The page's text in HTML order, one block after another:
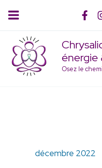
au
contenu
énergie
Osez le
décembre 2022